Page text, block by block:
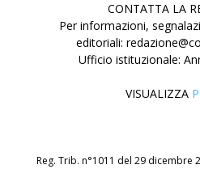
CONTATTA LA
Per informazioni,
editoriali:
Ufficio istituzionale:
VISUALIZZA
Reg. Trib. n°1011 del 29 dicembre